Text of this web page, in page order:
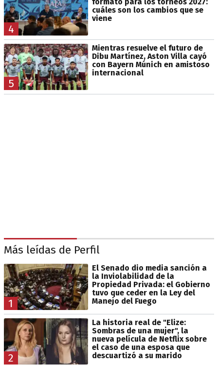
4
cuáles son los cambios que se
viene
5
Mientras resuelve el futuro de
Dibu Martínez, Aston Villa cayó
con Bayern Múnich en amistoso
internacional
Más leídas de Perfil
1
El Senado dio media sanción a
la Inviolabilidad de la
Propiedad Privada: el Gobierno
tuvo que ceder en la Ley del
Manejo del Fuego
2
La historia real de "Elize:
Sombras de una mujer", la
nueva película de Netflix sobre
el caso de una esposa que
descuartizó a su marido